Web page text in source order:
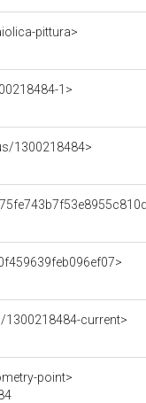
pittura>
1>
1300218484>
current>
point>